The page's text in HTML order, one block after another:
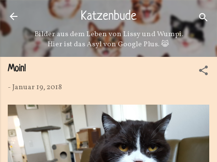
Direkt zum Hauptbereich
Katzenbude
Bilder aus dem Leben von Lissy und Wumpi.
Hier ist das Asyl von Google Plus. 😹
Moin!
-Januar 19, 2018